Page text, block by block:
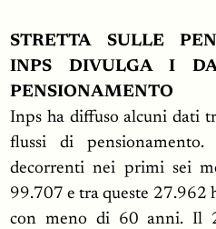
STRETTA SULLE
INPS DIVULGA I
PENSIONAMENTO
Inps ha diffuso alcuni dati
flussi di
decorrenti nei primi sei
99.707 e tra queste 27.962
con meno di 60 anni. Il